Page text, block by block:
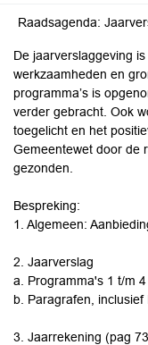
Raadsagenda:
De jaarverslaggeving
werkzaamheden en
programma’s is
verder gebracht. Ook
toegelicht en het
Gemeentewet door de
gezonden.
Bespreking:
1. Algemeen:
2. Jaarverslag
a. Programma's 1 t/m 4
b. Paragrafen,
3. Jaarrekening (pag